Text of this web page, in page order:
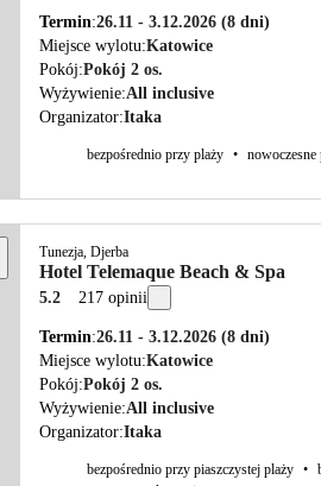
Termin 26.11 - 3.12.2026 (8 dni)
Miejsce wylotu Katowice
Pokój Pokój 2 os.
Wyżywienie All inclusive
Organizator Itaka
bezpośrednio przy plaży • nowoczesne
Tunezja, Djerba
Hotel Telemaque Beach & Spa
5.2 217 opinii
Termin 26.11 - 3.12.2026 (8 dni)
Miejsce wylotu Katowice
Pokój Pokój 2 os.
Wyżywienie All inclusive
Organizator Itaka
bezpośrednio przy piaszczystej plaży •